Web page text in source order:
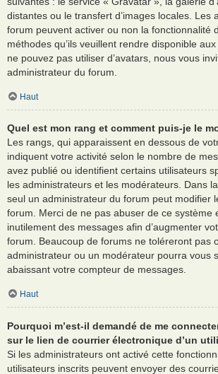
distantes ou le transfert d’images locales. Les
forum peuvent activer ou non la fonctionnalité
méthodes qu’ils veuillent rendre disponible
ne pouvez pas utiliser d’avatars, nous vous
administrateur du forum.
Haut
Quel est mon rang et comment puis-je le
Les rangs, qui apparaissent en dessous de
indiquent votre activité selon le nombre de
avez publié ou identifient certains utilisateurs
les administrateurs et les modérateurs. Dans
seul un administrateur du forum peut modifier
forum. Merci de ne pas abuser de ce système
inutilement des messages afin d’augmenter
forum. Beaucoup de forums ne toléreront pas
administrateur ou un modérateur pourra vous
abaissant votre compteur de messages.
Haut
Pourquoi m’est-il demandé de me
sur le lien de courrier électronique d’un
Si les administrateurs ont activé cette
utilisateurs inscrits peuvent envoyer des